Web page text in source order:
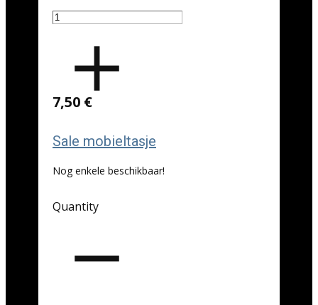
7,50 €
Sale mobieltasje
Nog enkele beschikbaar!
Quantity